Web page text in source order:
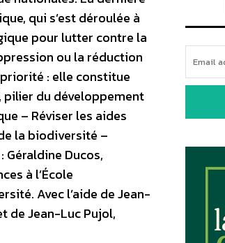
qui s’est déroulée à
pour lutter contre la
ou la réduction
: elle constitue
pilier du développement
– Réviser les aides
la biodiversité –
Ducos,
à l’École
Avec l’aide de Jean-
de Jean-Luc Pujol,